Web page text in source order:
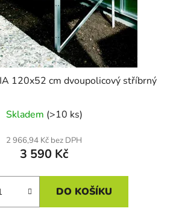
120x52 cm dvoupolicový stříbrný
Skladem (>10 ks)
2 966,94 Kč bez DPH
3 590 Kč
DO KOŠÍKU